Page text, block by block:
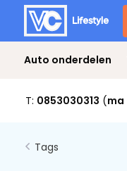
Auto onderdelen
T: 0853030313 (ma
Tags